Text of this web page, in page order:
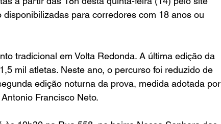
disponibilizadas para corredores com 18 anos ou
tradicional em Volta Redonda. A última edição da
mil atletas. Neste ano, o percurso foi reduzido de
edição noturna da prova, medida adotada por
Francisco Neto.